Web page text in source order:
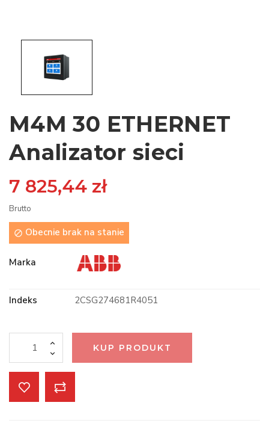
M4M 30 ETHERNET
Analizator sieci
7 825,44 zł
Brutto
 Obecnie brak na stanie
Marka
Indeks 2CSG274681R4051
KUP PRODUKT